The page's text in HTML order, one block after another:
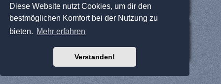
Diese Website nutzt Cookies, um dir den
bestmöglichen Komfort bei der Nutzung zu
bieten. Mehr erfahren
Verstanden!
Carcassonne Latvija (lettisch)
Carcassonne CZ (tschechisch)
Sonstige Seiten
WikiCarpedia
BoardGameGeek